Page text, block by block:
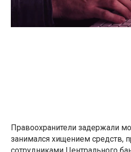
Правоохранители задержали
занимался хищением средств,